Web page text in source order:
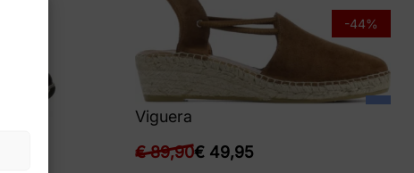
-44%
Viguera
€89,90€ 49,95